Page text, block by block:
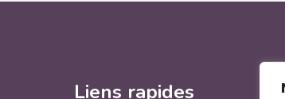
Liens rapides